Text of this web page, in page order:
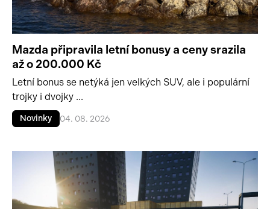
Mazda připravila letní bonusy a ceny srazila
až o 200.000 Kč
Letní bonus se netýká jen velkých SUV, ale i populární
trojky i dvojky ...
Novinky 04. 08. 2026